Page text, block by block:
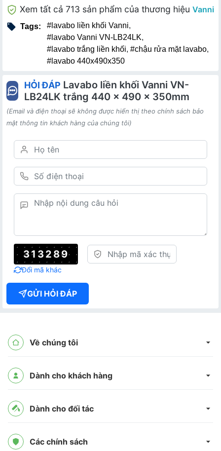
Xem tất cả 713 sản phẩm của thương hiệu Vanni
Tags: #lavabo liền khối Vanni,
#lavabo Vanni VN-LB24LK,
#lavabo trắng liền khối, #chậu rửa mặt lavabo,
#lavabo 440x490x350
HỎI ĐÁP Lavabo liền khối Vanni VN-
LB24LK trắng 440 x 490 x 350mm
(Email và điện thoại sẽ không được hiển thị theo chính sách bảo
mật thông tin khách hàng của chúng tôi)
313289
Đổi mã khác
GỬI HỎI ĐÁP
Về chúng tôi
Dành cho khách hàng
Dành cho đối tác
Các chính sách